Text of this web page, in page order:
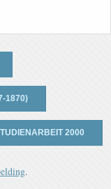
1870)
2000
.